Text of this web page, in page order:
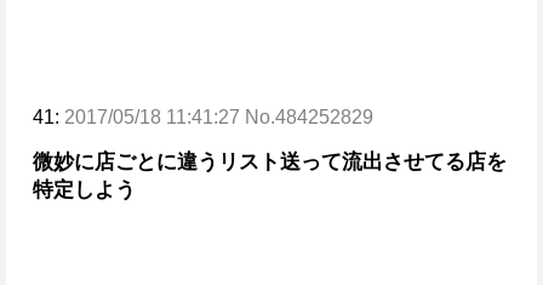
41: 2017/05/18 11:41:27 No.484252829
微妙に店ごとに違うリスト送って流出させてる店を
特定しよう